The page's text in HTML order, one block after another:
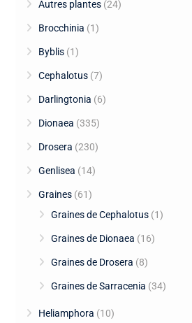
Autres plantes (24)
Brocchinia (1)
Byblis (1)
Cephalotus (7)
Darlingtonia (6)
Dionaea (335)
Drosera (230)
Genlisea (14)
Graines (61)
Graines de Cephalotus (1)
Graines de Dionaea (16)
Graines de Drosera (8)
Graines de Sarracenia (34)
Heliamphora (10)